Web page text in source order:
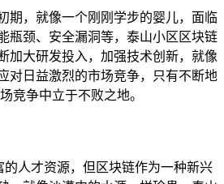
期，就像一个刚刚学步的婴儿，面临
瓶颈、安全漏洞等，泰山小区区块链
加大研发投入，加强技术创新，就像
对日益激烈的市场竞争，只有不断地
竞争中立于不败之地。
人才资源，但区块链作为一种新兴